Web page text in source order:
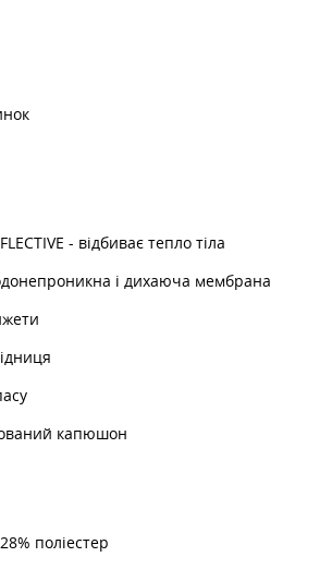
- відбиває тепло тіла
і дихаюча мембрана
капюшон
поліестер